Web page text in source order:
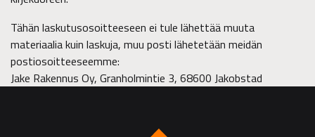
Tähän laskutusosoitteeseen ei tule lähettää muuta
materiaalia kuin laskuja, muu posti lähetetään meidän
postiosoitteeseemme:
Jake Rakennus Oy, Granholmintie 3, 68600 Jakobstad